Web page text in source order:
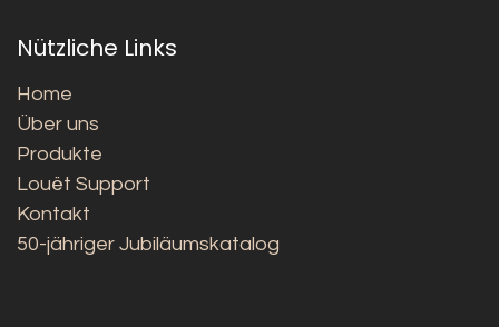
Nützliche Links
Home
Über uns
Produkte
Louët Support
Kontakt
50-jähriger Jubiläumskatalog